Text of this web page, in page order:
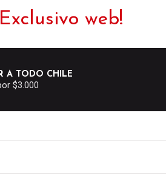
web!
A TODO CHILE
$3.000